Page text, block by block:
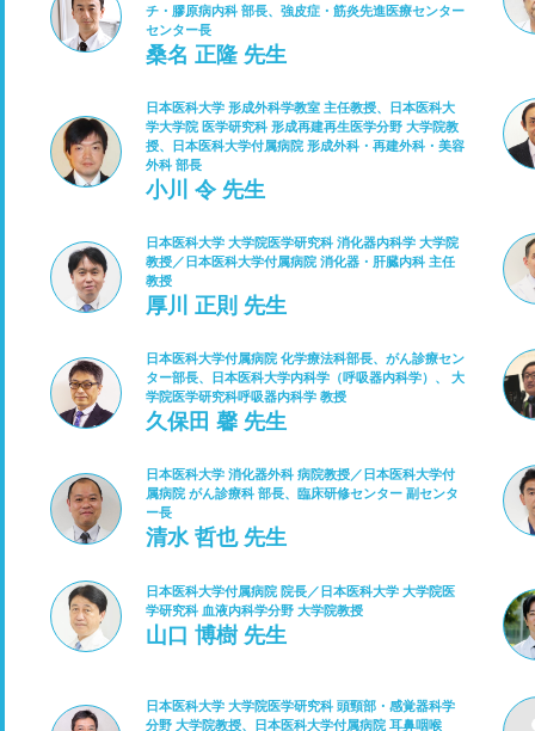
チ・膠原病内科 部長、強皮症・筋炎先進医療センター
センター長
桑名 正隆 先生
日本医科大学 形成外科学教室 主任教授、日本医科大
学大学院 医学研究科 形成再建再生医学分野 大学院教
授、日本医科大学付属病院 形成外科・再建外科・美容
外科 部長
小川 令 先生
日本医科大学 大学院医学研究科 消化器内科学 大学院
教授／日本医科大学付属病院 消化器・肝臓内科 主任
教授
厚川 正則 先生
日本医科大学付属病院 化学療法科部長、がん診療セン
ター部長、日本医科大学内科学（呼吸器内科学）、 大
学院医学研究科呼吸器内科学 教授
久保田 馨 先生
日本医科大学 消化器外科 病院教授／日本医科大学付
属病院 がん診療科 部長、臨床研修センター 副センタ
ー長
清水 哲也 先生
日本医科大学付属病院 院長／日本医科大学 大学院医
学研究科 血液内科学分野 大学院教授
山口 博樹 先生
日本医科大学 大学院医学研究科 頭頸部・感覚器科学
分野 大学院教授、日本医科大学付属病院 耳鼻咽喉